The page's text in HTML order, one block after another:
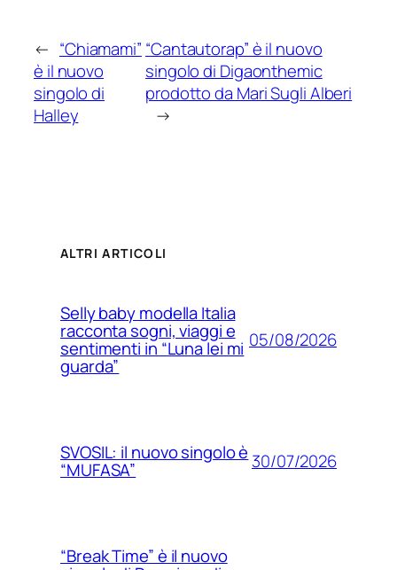
← “Chiamami”
è il nuovo
singolo di
Halley
“Cantautorap” è il nuovo
singolo di Digaonthemic
prodotto da Mari Sugli Alberi
→
ALTRI ARTICOLI
Selly baby modella Italia
racconta sogni, viaggi e
sentimenti in “Luna lei mi
guarda”
05/08/2026
SVOSIL: il nuovo singolo è
“MUFASA” 30/07/2026
“Break Time” è il nuovo